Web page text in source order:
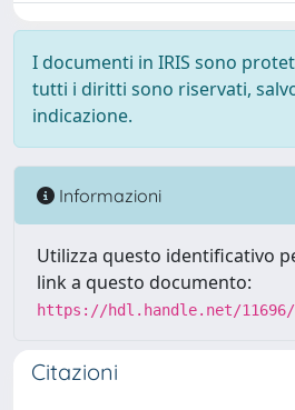
I documenti in IRIS sono
tutti i diritti sono riservati,
indicazione.
Informazioni
Utilizza questo identificativo
link a questo documento:
https://hdl.handle.net/11696/
Citazioni